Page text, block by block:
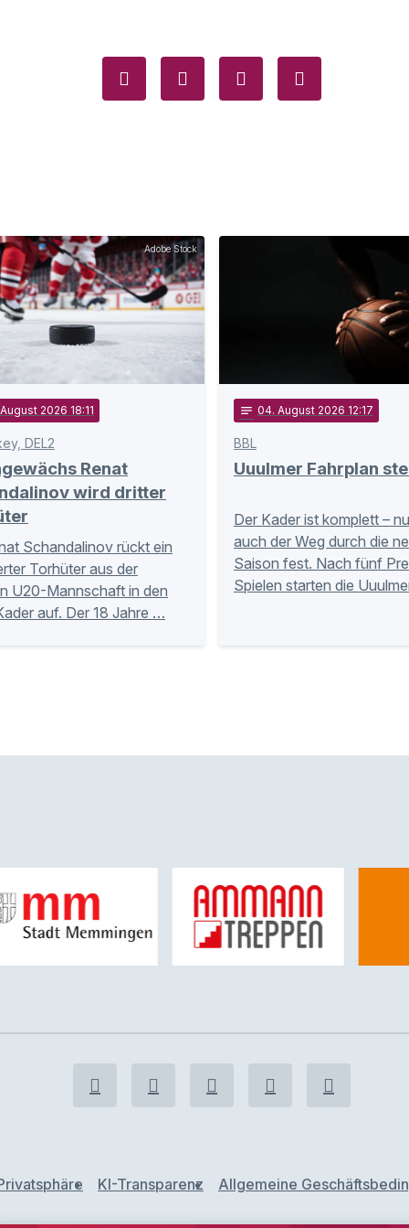
Adobe Stock
2026 18:11
DEL2
Renat
wird dritter
Schandalinov rückt ein
Torhüter aus der
U20-Mannschaft in den
auf. Der 18 Jahre …
notes 04. August 2026 12:17
BBL
Uuulmer Fahrplan
Der Kader ist komplett –
auch der Weg durch die
Saison fest. Nach fünf
Spielen starten die
KI-Transparenz Allgemeine